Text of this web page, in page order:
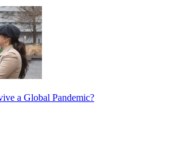
a Global Pandemic?